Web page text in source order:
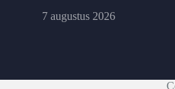
7 augustus 2026